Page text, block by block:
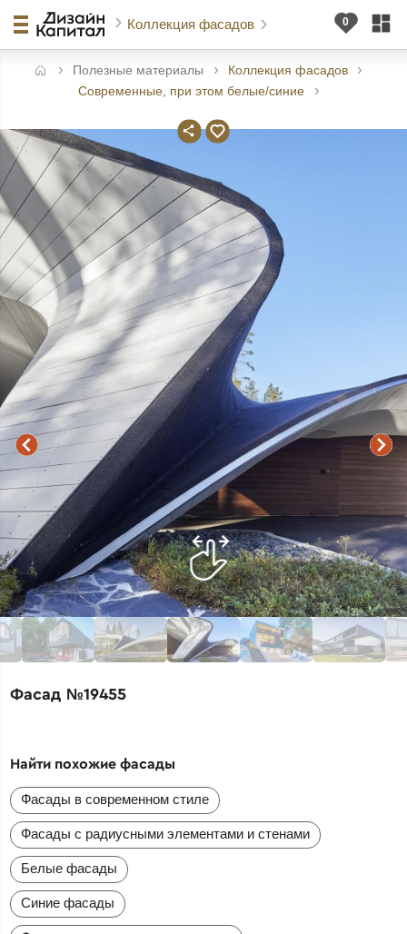
Коллекция фасадов
Полезные материалы
Коллекция фасадов
Современные, при этом белые/синие
Фасад №19455
Найти похожие фасады
Фасады в современном стиле
Фасады с радиусными элементами и стенами
Белые фасады
Синие фасады